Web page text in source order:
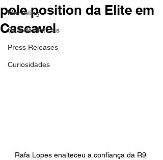
Marketing
Sala de Notícias
Press Releases
Curiosidades
pole position da Elite em
Cascavel
Rafa Lopes enalteceu a confiança da R9